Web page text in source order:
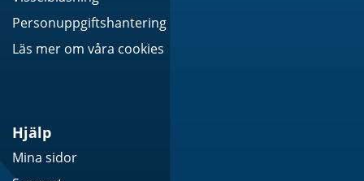
Personuppgiftshantering
Läs mer om våra cookies
Hjälp
Mina sidor